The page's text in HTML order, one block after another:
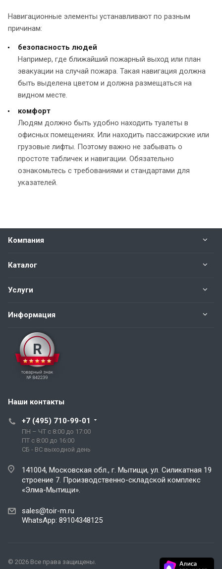
Навигационные элементы устанавливают по разным
причинам:
безопасность людей
Например, где ближайший пожарный выход или план
эвакуации на случай пожара. Такая навигация должна
быть выделена цветом и должна размещаться на
видном месте.
комфорт
Людям должно быть удобно находить туалеты в
офисных помещениях. Или находить пассажирские или
грузовые лифты. Поэтому важно не забывать о
простоте табличек и навигации. Обязательно
ознакомьтесь с требованиями и стандартами для
указателей.
Компания
Каталог
Услуги
Информация
Наши контакты
+7 (495) 710-99-01
ПН – ЧТ с 8:00 до 17:00
ПТ с 8:00 до 16:00
СБ - ВС выходной день
141004, Московская обл., г. Мытищи, ул. Силикатная 19
строение 7. Производственно-складской комплекс
«Элма-Мытищи».
sales@toir-m.ru
WhatsApp: 89104348125
© 2026 Все права защищены.